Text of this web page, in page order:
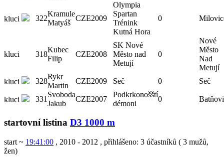
kluci 322
Kramule
Matyáš
CZE2009
Olympia
Spartan
Trénink
Kutná Hora
0
kluci 318
Kubec
Filip
CZE2008
SK Nové
Město nad
Metují
0
Nové
Město
Nad
Metují
kluci
328
Rykr
Martin
CZE2009 Seč 0 Seč
kluci 331
Svoboda
Jakub
CZE2007
Podkrkonošští
démoni
0
startovní listina D3 1000 m
start ~ 19:41:00 , 2010 - 2012 , přihlášeno: 3 účastníků ( 3 mužů,
žen)